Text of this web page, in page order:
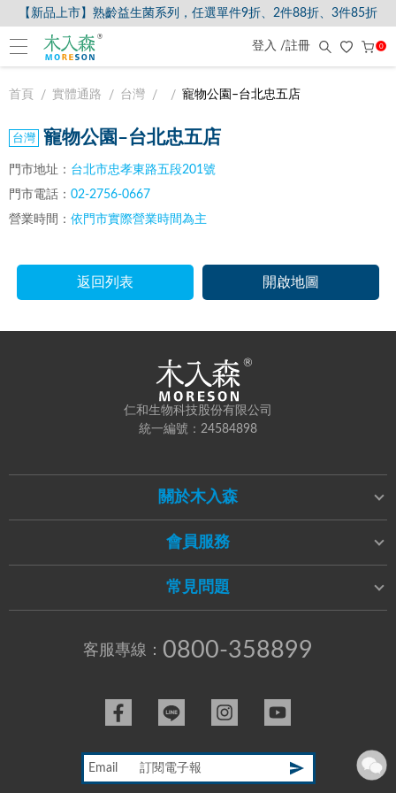
【新品上市】熟齡益生菌系列，任選單件9折、2件88折、3件85折
登入 /註冊 0
首頁 實體通路 台灣 寵物公園–台北忠五店
寵物公園–台北忠五店
門市地址： 台北市忠孝東路五段201號
門市電話： 02-2756-0667
營業時間： 依門市實際營業時間為主
返回列表 開啟地圖
仁和生物科技股份有限公司
統一編號：24584898
關於木入森
會員服務
常見問題
客服專線： 0800-358899
Email